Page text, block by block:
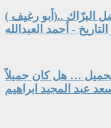
البرّاك ..(أبو رغيف )
- أحمد العبدالله
… هل كان جميلاً
عبد المجيد ابراهيم